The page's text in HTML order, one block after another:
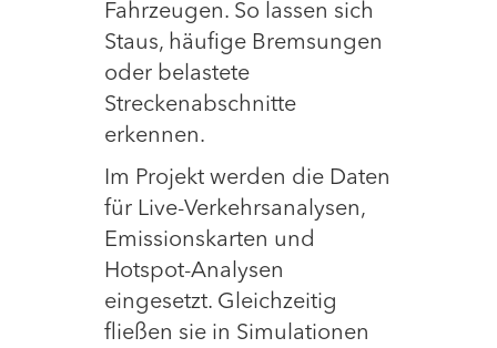
Fahrzeugen. So lassen sich
Staus, häufige Bremsungen
oder belastete
Streckenabschnitte
erkennen.
Im Projekt werden die Daten
für Live-Verkehrsanalysen,
Emissionskarten und
Hotspot-Analysen
eingesetzt. Gleichzeitig
fließen sie in Simulationen